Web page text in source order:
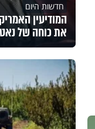
חדשות היום
המודיעין
את כוחה של